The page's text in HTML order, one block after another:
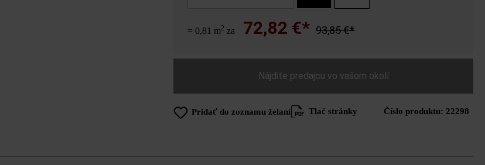
= 0,81 m2 za 72,82 €* 93,85 €*
Nájdite predajcu vo vašom okolí
Pridať do zoznamu želaní Tlač stránky Číslo produktu: 22298